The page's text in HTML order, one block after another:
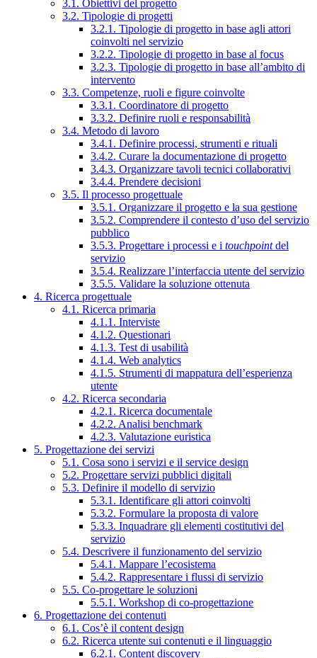
3.1. Obiettivi del progetto
3.2. Tipologie di progetti
3.2.1. Tipologie di progetto in base agli attori
coinvolti nel servizio
3.2.2. Tipologie di progetto in base al focus
3.2.3. Tipologie di progetto in base all’ambito di
intervento
3.3. Competenze, ruoli e figure coinvolte
3.3.1. Coordinatore di progetto
3.3.2. Definire ruoli e responsabilità
3.4. Metodo di lavoro
3.4.1. Definire processi, strumenti e rituali
3.4.2. Curare la documentazione di progetto
3.4.3. Organizzare tavoli tecnici collaborativi
3.4.4. Prendere decisioni
3.5. Il processo progettuale
3.5.1. Organizzare il progetto e la sua gestione
3.5.2. Comprendere il contesto d’uso del servizio
pubblico
3.5.3. Progettare i processi e i touchpointdel
servizio
3.5.4. Realizzare l’interfaccia utente del servizio
3.5.5. Validare la soluzione ottenuta
4. Ricerca progettuale
4.1. Ricerca primaria
4.1.1. Interviste
4.1.2. Questionari
4.1.3. Test di usabilità
4.1.4. Web analytics
4.1.5. Strumenti di mappatura dell’esperienza
utente
4.2. Ricerca secondaria
4.2.1. Ricerca documentale
4.2.2. Analisi benchmark
4.2.3. Valutazione euristica
5. Progettazione dei servizi
5.1. Cosa sono i servizi e il service design
5.2. Progettare servizi pubblici digitali
5.3. Definire il modello di servizio
5.3.1. Identificare gli attori coinvolti
5.3.2. Formulare la proposta di valore
5.3.3. Inquadrare gli elementi costitutivi del
servizio
5.4. Descrivere il funzionamento del servizio
5.4.1. Mappare l’ecosistema
5.4.2. Rappresentare i flussi di servizio
5.5. Co-progettare le soluzioni
5.5.1. Workshop di co-progettazione
6. Progettazione dei contenuti
6.1. Cos’è il content design
6.2. Ricerca utente sui contenuti e il linguaggio
6.2.1. Content discovery